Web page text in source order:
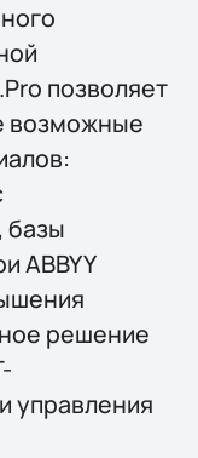
позволяет
возможные
базы
ABBYY
решение
управления